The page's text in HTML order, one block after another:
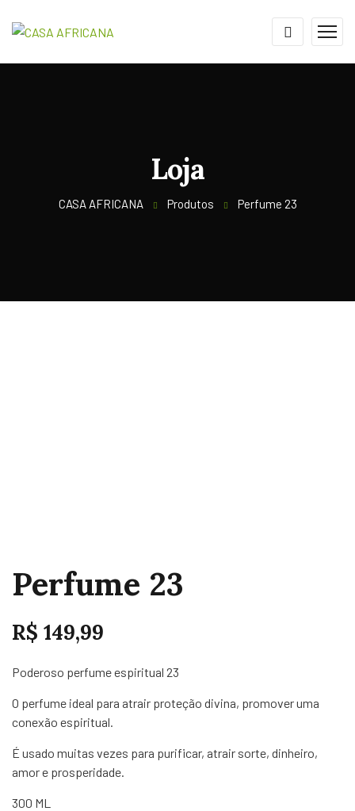
Loja
CASA AFRICANA Produtos Perfume 23
Perfume 23
R$ 149,99
Poderoso perfume espiritual 23
O perfume ideal para atrair proteção divina, promover uma
conexão espiritual.
É usado muitas vezes para purificar, atrair sorte, dinheiro,
amor e prosperidade.
300 ML